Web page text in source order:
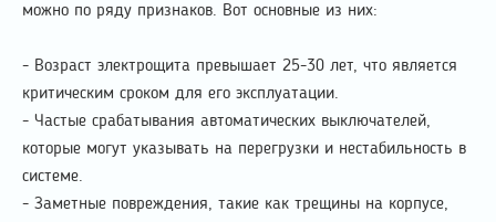
можно по ряду признаков. Вот основные из них:
- Возраст электрощита превышает 25-30 лет, что является
критическим сроком для его эксплуатации.
- Частые срабатывания автоматических выключателей,
которые могут указывать на перегрузки и нестабильность в
системе.
- Заметные повреждения, такие как трещины на корпусе,